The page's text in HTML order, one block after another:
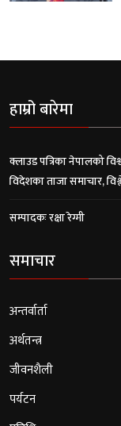
हाम्रो बारेमा
क्लाउड पत्रिका नेपालको
विदेशका ताजा समाचार,
सम्पादकः रक्षा रेग्मी
समाचार
अन्तर्वार्ता
अर्थतन्त्र
जीवनशैली
पर्यटन